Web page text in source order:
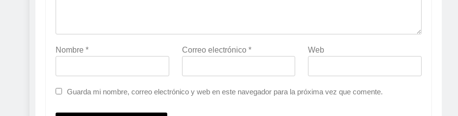
Nombre * Correo electrónico * Web
Guarda mi nombre, correo electrónico y web en este navegador para la próxima vez que comente.